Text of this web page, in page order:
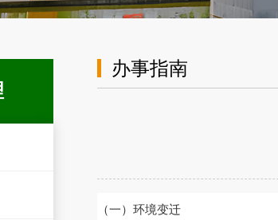
办事指南
（一）环境变迁